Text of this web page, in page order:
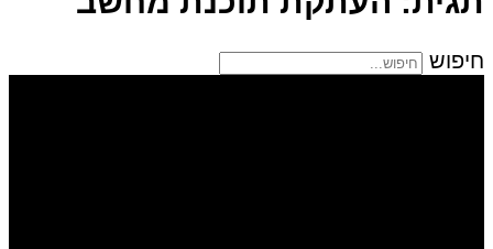
חיפוש